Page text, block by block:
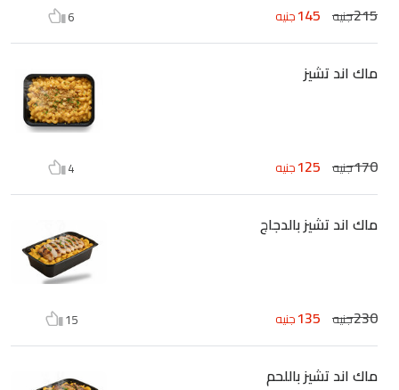
215جنيه 145جنيه 6
ماك اند تشيز
170جنيه 125جنيه 4
ماك اند تشيز بالدجاج
230جنيه 135جنيه 15
ماك اند تشيز باللحم